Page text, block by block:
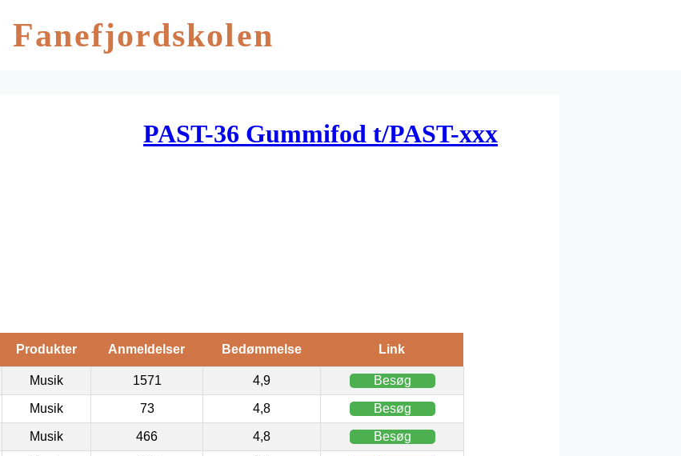
Fanefjordskolen
PAST-36 Gummifod t/PAST-xxx
Produkter Anmeldelser Bedømmelse Link
Musik 1571 4,9 Besøg
Musik 73 4,8 Besøg
Musik 466 4,8 Besøg